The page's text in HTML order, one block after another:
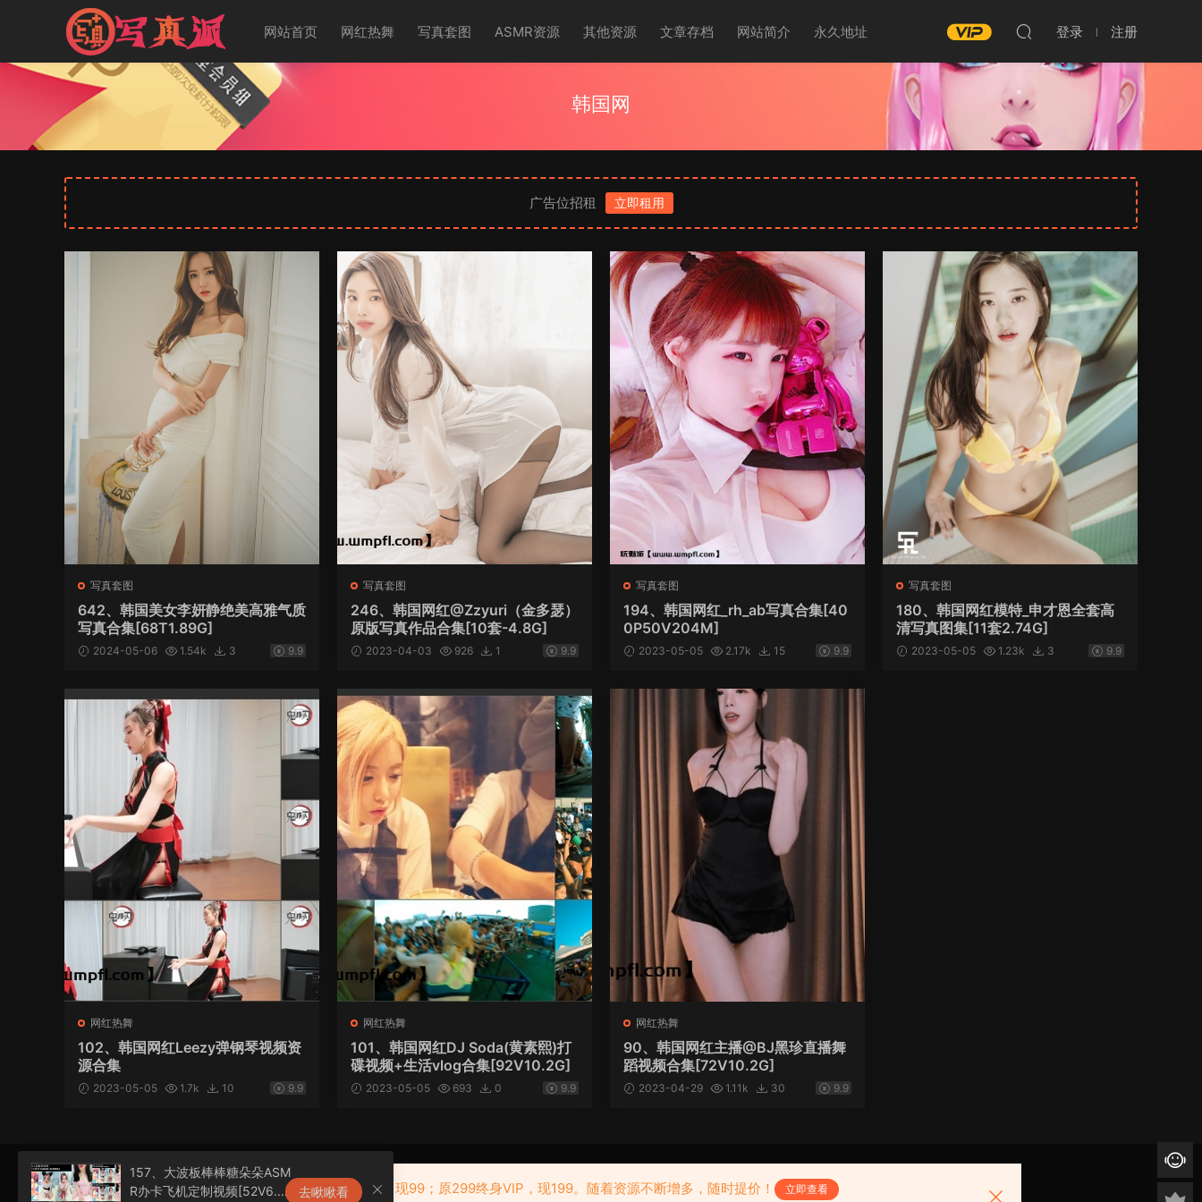
网站首页 网红热舞 写真套图 ASMR资源 其他资源 文章存档 网站简介 永久地址 登录 注册
韩国网
广告位招租 立即租用
写真套图
642、韩国美女李妍静绝美高雅气质
写真合集[68T1.89G]
2024-05-06 1.54k 3 9.9
写真套图
246、韩国网红@Zzyuri（金多瑟）
原版写真作品合集[10套-4.8G]
2023-04-03 926 1 9.9
写真套图
194、韩国网红_rh_ab写真合集[40
0P50V204M]
2023-05-05 2.17k 15 9.9
写真套图
180、韩国网红模特_申才恩全套高
清写真图集[11套2.74G]
2023-05-05 1.23k 3 9.9
网红热舞
102、韩国网红Leezy弹钢琴视频资
源合集
2023-05-05 1.7k 10 9.9
网红热舞
101、韩国网红DJ Soda(黄素熙)打
碟视频+生活vlog合集[92V10.2G]
2023-05-05 693 0 9.9
网红热舞
90、韩国网红主播@BJ黑珍直播舞
蹈视频合集[72V10.2G]
2023-04-29 1.11k 30 9.9
157、大波板棒棒糖朵朵ASM
R办卡飞机定制视频[52V6.1
去瞅瞅看
优惠活动！原199包年VIP，现99；原299终身VIP，现199。随着资源不断增多，随时提价！ 立即查看